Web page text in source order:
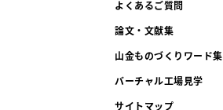
よくあるご質問
論文・文献集
山金ものづくりワード集
バーチャル工場見学
サイトマップ